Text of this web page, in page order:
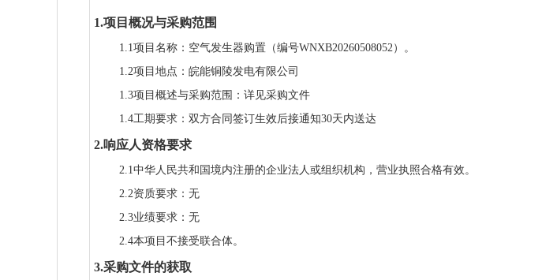
1.项目概况与采购范围
1.1项目名称：空气发生器购置（编号WNXB20260508052）。
1.2项目地点：皖能铜陵发电有限公司
1.3项目概述与采购范围：详见采购文件
1.4工期要求： 双方合同签订生效后接通知30天内送达
2.响应人资格要求
2.1中华人民共和国境内注册的企业法人或组织机构，营业执照合格有效。
2.2资质要求：无
2.3业绩要求：无
2.4本项目不接受联合体。
3.采购文件的获取